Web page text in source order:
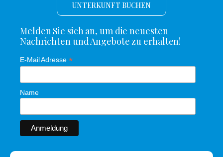
UNTERKUNFT BUCHEN
Melden Sie sich an, um die neuesten
Nachrichten und Angebote zu erhalten!
E-Mail Adresse *
Name